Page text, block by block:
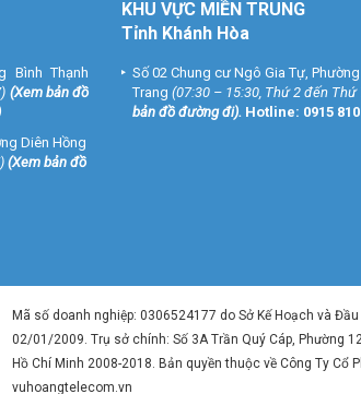
Bình Thạnh
(Xem bản đồ
Diên Hồng
(Xem bản đồ
KHU VỰC MIỀN TRUNG
Tỉnh Khánh Hòa
Số 02 Chung cư Ngô Gia Tự,
Trang (07:30 – 15:30, Thứ 2 đến Thứ
bản đồ đường đi). Hotline: 0915
Mã số doanh nghiệp: 0306524177 do Sở Kế Hoạch và Đầu
02/01/2009. Trụ sở chính: Số 3A Trần Quý Cáp, Phường
Hồ Chí Minh 2008-2018. Bản quyền thuộc về Công Ty Cổ
vuhoangtelecom.vn